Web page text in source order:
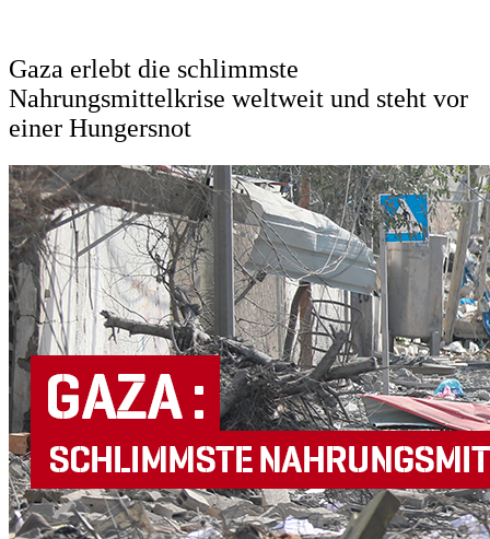
Gaza erlebt die schlimmste
Nahrungsmittelkrise weltweit und steht vor
einer Hungersnot